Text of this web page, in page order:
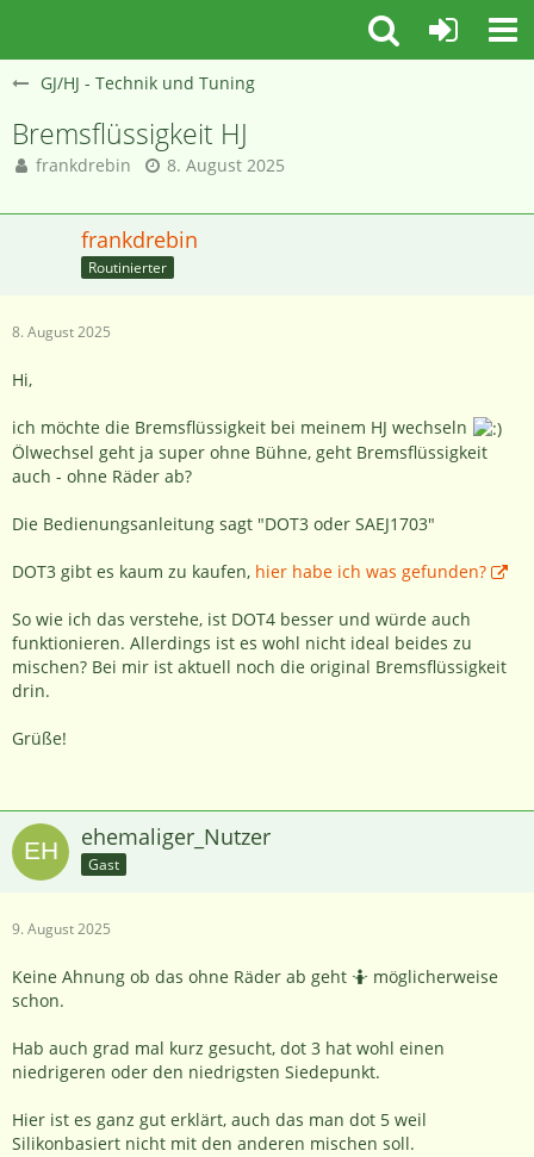
GJ/HJ - Technik und Tuning
Bremsflüssigkeit HJ
frankdrebin 8. August 2025
frankdrebin
Routinierter
8. August 2025
Hi,
ich möchte die Bremsflüssigkeit bei meinem HJ wechseln
Ölwechsel geht ja super ohne Bühne, geht Bremsflüssigkeit
auch - ohne Räder ab?
Die Bedienungsanleitung sagt "DOT3 oder SAEJ1703"
DOT3 gibt es kaum zu kaufen, hier habe ich was gefunden?
So wie ich das verstehe, ist DOT4 besser und würde auch
funktionieren. Allerdings ist es wohl nicht ideal beides zu
mischen? Bei mir ist aktuell noch die original Bremsflüssigkeit
drin.
Grüße!
ehemaliger_Nutzer
Gast
9. August 2025
Keine Ahnung ob das ohne Räder ab geht 🤷 möglicherweise
schon.
Hab auch grad mal kurz gesucht, dot 3 hat wohl einen
niedrigeren oder den niedrigsten Siedepunkt.
Hier ist es ganz gut erklärt, auch das man dot 5 weil
Silikonbasiert nicht mit den anderen mischen soll.